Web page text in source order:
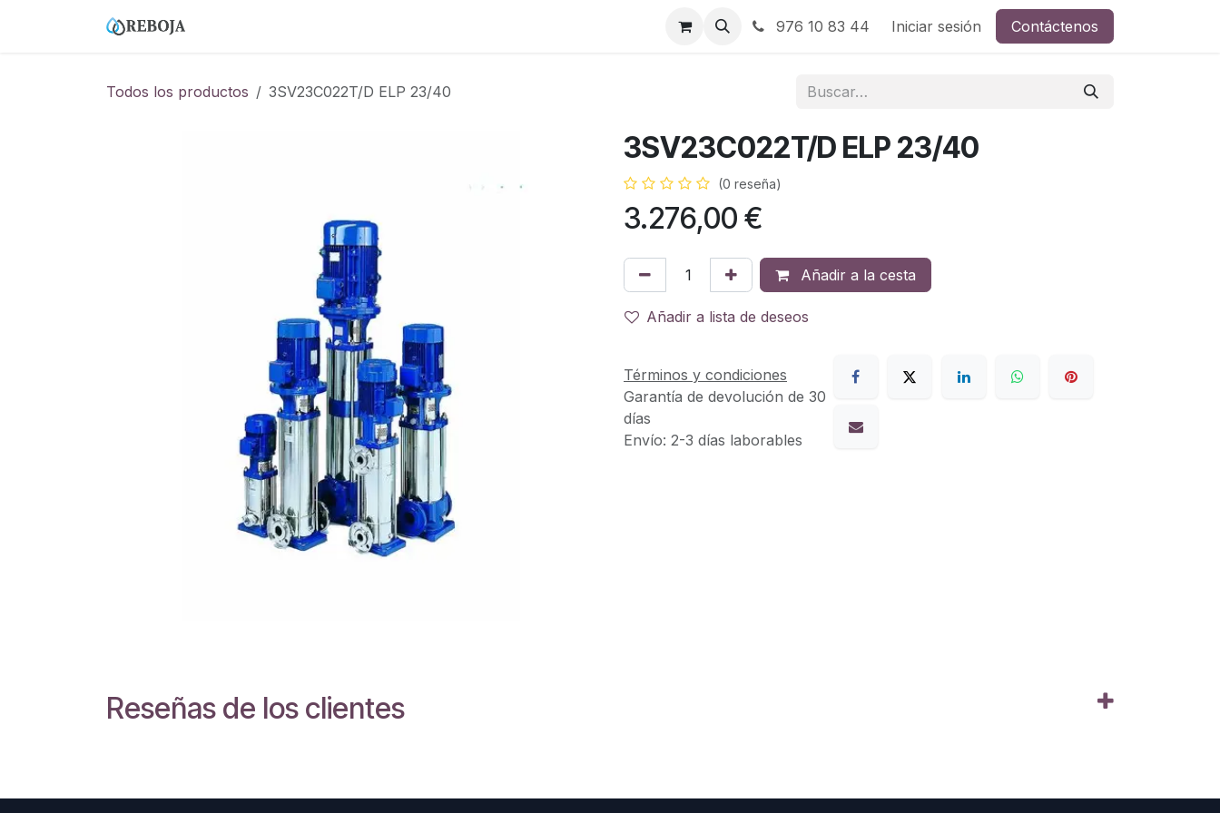
Blog 976 10 83 44 Iniciar sesión Contáctenos
Todos los productos 3SV23C022T/D ELP 23/40
3SV23C022T/D ELP 23/40
(0 reseña)
3.276,00 €
Añadir a la cesta
Añadir a lista de deseos
Términos y condiciones
Garantía de devolución de 30
días
Envío: 2-3 días laborables
Reseñas de los clientes